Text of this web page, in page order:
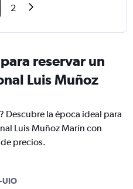
2
reservar un
Luis Muñoz
Descubre la época ideal para
Luis Muñoz Marín con
precios.
UIO